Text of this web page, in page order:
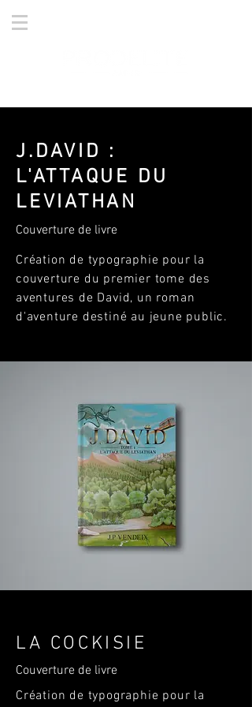
J.DAVID :
L'ATTAQUE DU
LEVIATHAN
Couverture de livre
Création de typographie pour la
couverture du premier tome des
aventures de David, un roman
d'aventure destiné au jeune public.
LA COCKISIE
Couverture de livre
Création de typographie pour la